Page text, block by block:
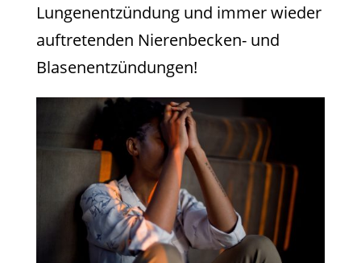
Lungenentzündung und immer wieder
auftretenden Nierenbecken- und
Blasenentzündungen!